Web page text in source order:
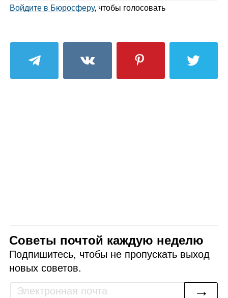
Войдите в Бюросферу, чтобы голосовать
Советы почтой каждую неделю
Подпишитесь, чтобы не пропускать выход
новых советов.
→